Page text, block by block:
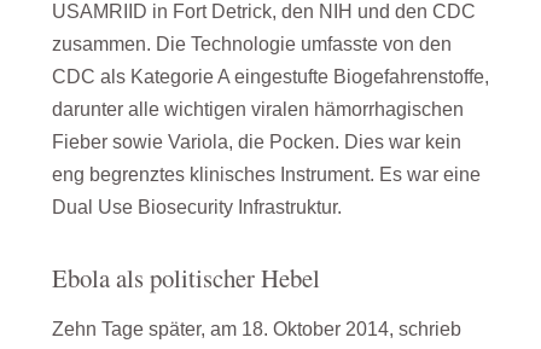
USAMRIID in Fort Detrick, den NIH und den CDC
zusammen. Die Technologie umfasste von den
CDC als Kategorie A eingestufte Biogefahrenstoffe,
darunter alle wichtigen viralen hämorrhagischen
Fieber sowie Variola, die Pocken. Dies war kein
eng begrenztes klinisches Instrument. Es war eine
Dual Use Biosecurity Infrastruktur.
Ebola als politischer Hebel
Zehn Tage später, am 18. Oktober 2014, schrieb